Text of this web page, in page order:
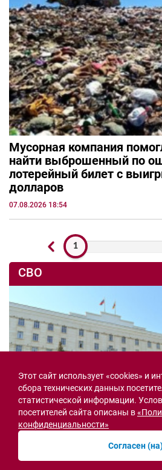
Мусорная компания
найти выброшенный по
лотерейный билет с
долларов
07.08.2026 18:54
1
СВО
Этот сайт использует «cookies» и
сбора технических данных
статистической информации.
посетителей сайта описаны в
конфиденциальности»
Согласен